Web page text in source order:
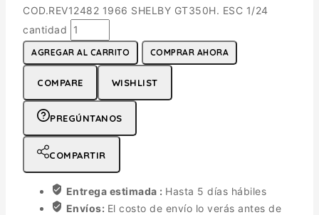
COD.REV12482 1966 SHELBY GT350H. ESC 1/24
cantidad
AGREGAR AL CARRITO COMPRAR AHORA
COMPARE WISHLIST
PREGÚNTANOS
COMPARTIR
Entrega estimada : Hasta 5 días hábiles
Envíos: El costo de envío lo verás antes de